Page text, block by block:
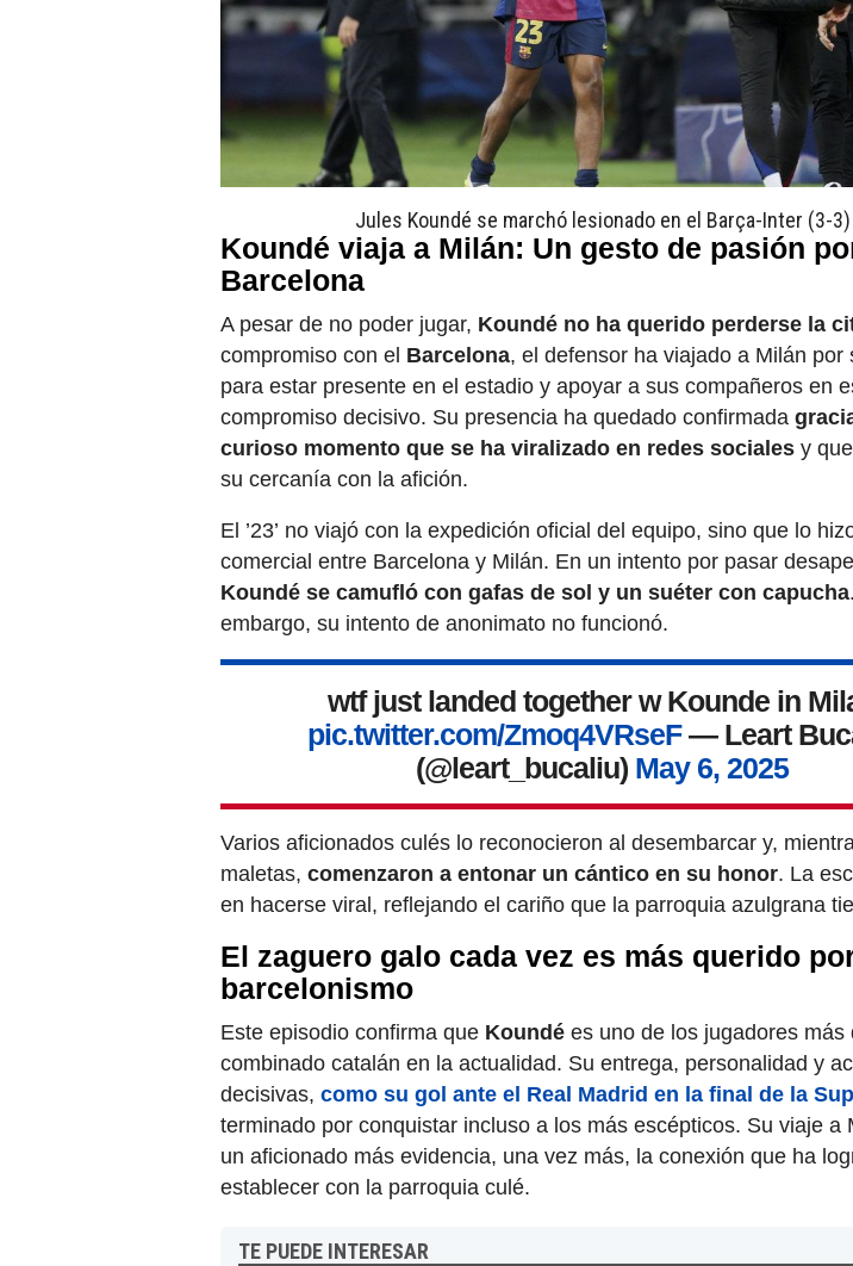
Jules Koundé se marchó lesionado en el Barça-Inter (3-3)
Koundé viaja a Milán: Un gesto de pasión
Barcelona
A pesar de no poder jugar, Koundé no ha querido perderse la
compromiso con el Barcelona, el defensor ha viajado a Milán por
para estar presente en el estadio y apoyar a sus compañeros en
compromiso decisivo. Su presencia ha quedado confirmada
curioso momento que se ha viralizado en redes sociales y
su cercanía con la afición.
El ’23’ no viajó con la expedición oficial del equipo, sino que lo
comercial entre Barcelona y Milán. En un intento por pasar
Koundé se camufló con gafas de sol y un suéter con capucha
embargo, su intento de anonimato no funcionó.
wtf just landed together w Kounde in
pic.twitter.com/Zmoq4VRseF— Leart
(@leart_bucaliu) May 6, 2025
Varios aficionados culés lo reconocieron al desembarcar y,
maletas, comenzaron a entonar un cántico en su honor. La
en hacerse viral, reflejando el cariño que la parroquia azulgrana
El zaguero galo cada vez es más querido
barcelonismo
Este episodio confirma que Koundé es uno de los jugadores más
combinado catalán en la actualidad. Su entrega, personalidad y
decisivas, como su gol ante el Real Madrid en la final de la
terminado por conquistar incluso a los más escépticos. Su viaje a
un aficionado más evidencia, una vez más, la conexión que ha
establecer con la parroquia culé.
TE PUEDE INTERESAR